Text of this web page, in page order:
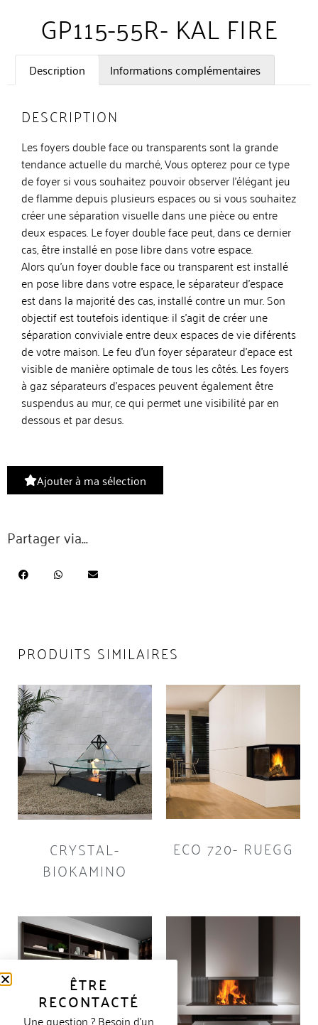
GP115-55R- KAL FIRE
Description Informations complémentaires
DESCRIPTION
Les foyers double face ou transparents sont la grande
tendance actuelle du marché, Vous opterez pour ce type
de foyer si vous souhaitez pouvoir observer l’élégant jeu
de flamme depuis plusieurs espaces ou si vous souhaitez
créer une séparation visuelle dans une pièce ou entre
deux espaces. Le foyer double face peut, dans ce dernier
cas, être installé en pose libre dans votre espace.
Alors qu’un foyer double face ou transparent est installé
en pose libre dans votre espace, le séparateur d’espace
est dans la majorité des cas, installé contre un mur. Son
objectif est toutefois identique: il s’agit de créer une
séparation conviviale entre deux espaces de vie diférents
de votre maison. Le feu d’un foyer séparateur d’epace est
visible de manière optimale de tous les côtés. Les foyers
à gaz séparateurs d’espaces peuvent également être
suspendus au mur, ce qui permet une visibilité par en
dessous et par desus.
Ajouter à ma sélection
Partager via...
PRODUITS SIMILAIRES
CRYSTAL-
BIOKAMINO
ECO 720- RUEGG
ÊTRE
RECONTACTÉ
Une question ? Besoin d’un